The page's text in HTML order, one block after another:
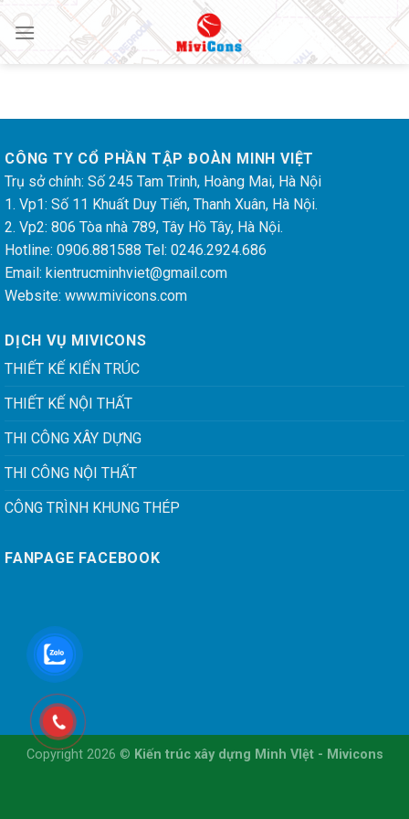
Skip
content
CÔNG TY CỔ PHẦN TẬP ĐOÀN MINH VIỆT
Trụ sở chính: Số 245 Tam Trinh, Hoàng Mai, Hà Nội
1. Vp1: Số 11 Khuất Duy Tiến, Thanh Xuân, Hà Nội.
2. Vp2: 806 Tòa nhà 789, Tây Hồ Tây, Hà Nội.
Hotline: 0906.881588 Tel: 0246.2924.686
Email: kientrucminhviet@gmail.com
Website: www.mivicons.com
DỊCH VỤ MIVICONS
THIẾT KẾ KIẾN TRÚC
THIẾT KẾ NỘI THẤT
THI CÔNG XÂY DỰNG
THI CÔNG NỘI THẤT
CÔNG TRÌNH KHUNG THÉP
FANPAGE FACEBOOK
Copyright 2026 © Kiến trúc xây dựng Minh VIệt - Mivicons